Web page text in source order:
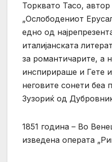
Торквато Тасо, автор
„Ослободениот
едно од
италијанската
за романтичарите, а
инспирираше и Гете
неговите сонети беа
Зузориќ од
1851 година – Во
изведена операта